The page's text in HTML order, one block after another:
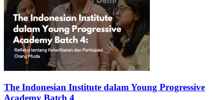
The Indonesian Institute dalam Young Progressive
Academy Batch 4